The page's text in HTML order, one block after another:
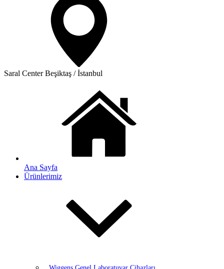
Saral CenterBeşiktaş / İstanbul
Ana Sayfa
Ürünlerimiz